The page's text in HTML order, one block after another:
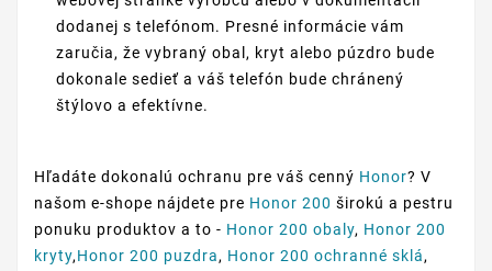
dodanej s telefónom. Presné informácie vám
zaručia, že vybraný obal, kryt alebo púzdro bude
dokonale sedieť a váš telefón bude chránený
štýlovo a efektívne.
Hľadáte dokonalú ochranu pre váš cenný Honor? V
našom e-shope nájdete pre Honor 200 širokú a pestru
ponuku produktov a to - Honor 200 obaly, Honor 200
kryty,Honor 200 puzdra, Honor 200 ochranné sklá,